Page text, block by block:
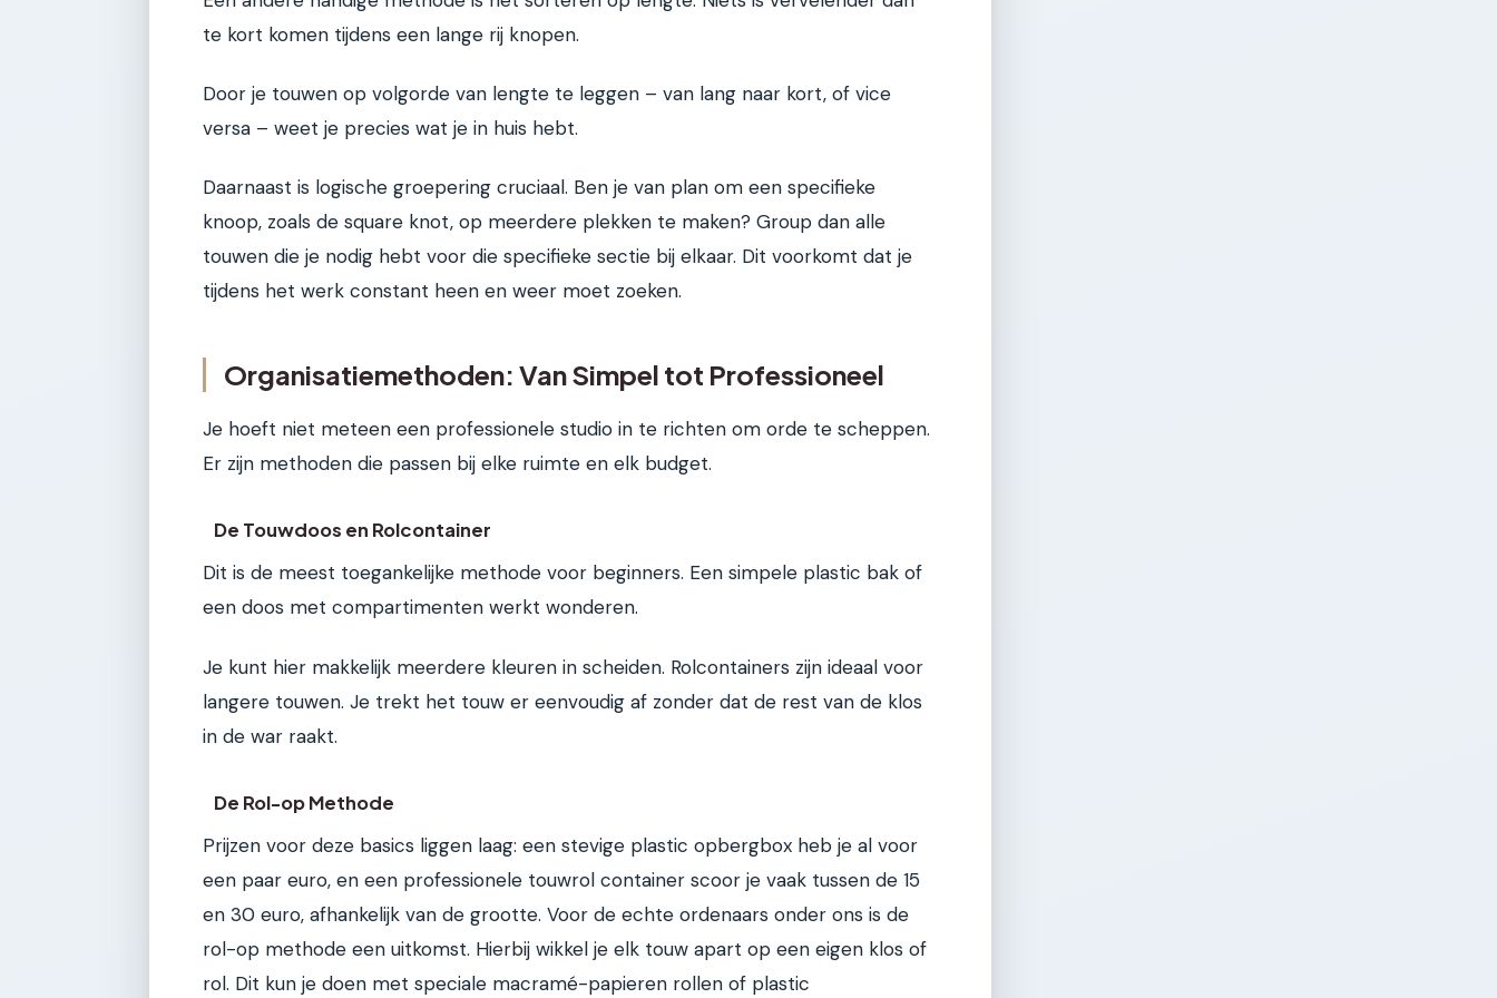
te kort komen tijdens een lange rij knopen.
Door je touwen op volgorde van lengte te leggen – van lang naar kort, of vice
versa – weet je precies wat je in huis hebt.
Daarnaast is logische groepering cruciaal. Ben je van plan om een specifieke
knoop, zoals de square knot, op meerdere plekken te maken? Group dan alle
touwen die je nodig hebt voor die specifieke sectie bij elkaar. Dit voorkomt dat je
tijdens het werk constant heen en weer moet zoeken.
Organisatiemethoden: Van Simpel tot Professioneel
Je hoeft niet meteen een professionele studio in te richten om orde te scheppen.
Er zijn methoden die passen bij elke ruimte en elk budget.
De Touwdoos en Rolcontainer
Dit is de meest toegankelijke methode voor beginners. Een simpele plastic bak of
een doos met compartimenten werkt wonderen.
Je kunt hier makkelijk meerdere kleuren in scheiden. Rolcontainers zijn ideaal voor
langere touwen. Je trekt het touw er eenvoudig af zonder dat de rest van de klos
in de war raakt.
De Rol-op Methode
Prijzen voor deze basics liggen laag: een stevige plastic opbergbox heb je al voor
een paar euro, en een professionele touwrol container scoor je vaak tussen de 15
en 30 euro, afhankelijk van de grootte. Voor de echte ordenaars onder ons is de
rol-op methode een uitkomst. Hierbij wikkel je elk touw apart op een eigen klos of
rol. Dit kun je doen met speciale macramé-papieren rollen of plastic